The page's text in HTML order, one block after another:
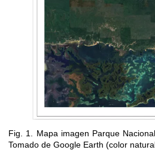
Fig. 1. Mapa imagen Parque
Tomado de Google Earth (color